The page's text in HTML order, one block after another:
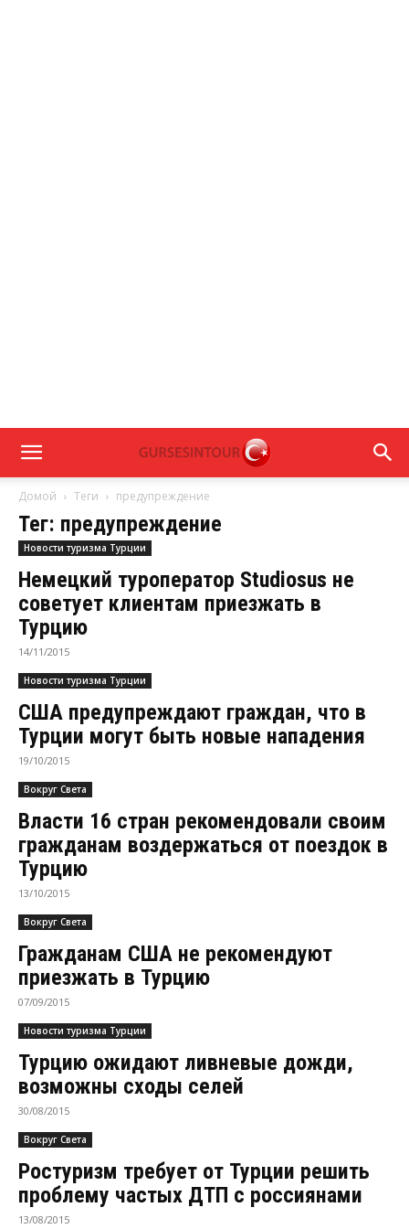
Домой Теги предупреждение
Тег: предупреждение
Новости туризма Турции
Немецкий туроператор Studiosus не
советует клиентам приезжать в
Турцию
14/11/2015
Новости туризма Турции
США предупреждают граждан, что в
Турции могут быть новые нападения
19/10/2015
Вокруг Света
Власти 16 стран рекомендовали своим
гражданам воздержаться от поездок в
Турцию
13/10/2015
Вокруг Света
Гражданам США не рекомендуют
приезжать в Турцию
07/09/2015
Новости туризма Турции
Турцию ожидают ливневые дожди,
возможны сходы селей
30/08/2015
Вокруг Света
Ростуризм требует от Турции решить
проблему частых ДТП с россиянами
13/08/2015